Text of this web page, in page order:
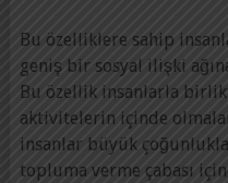
Bu özelliklere sahip
geniş bir sosyal ilişki
Bu özellik insanlarla
aktivitelerin içinde
insanlar büyük
topluma verme çabası